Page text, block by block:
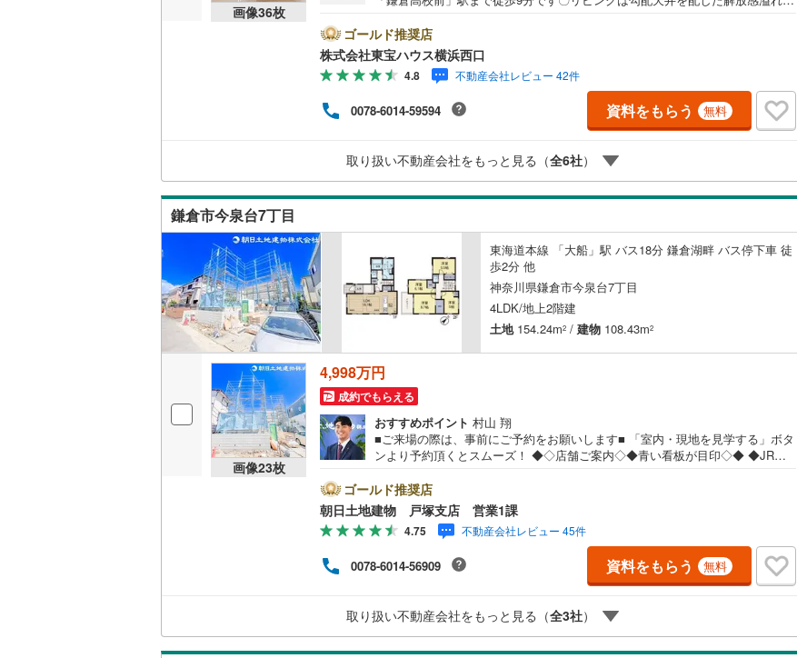
画像36枚
物件を成約するとPayPayボーナスライトがもらえる「Yahoo！ 不動産 物件ご
成約キャンペーン」の対象になります。「資料をもらう」「見学予約をする」
ボタンからお問い合わせください。※必ずYahoo！ JAPAN IDでログインしてく
ださい。※PayPayボーナスライトは出金と譲渡はできません。有効期限は付与
日から60日です。ーーーーーーーーーーーーーーーーーーーーーーーーーー紹
介金融機関/都市銀行利率/年利 0.95％（変動金利）※上記金利は 2026年8月時点
のものであり、実際の適用金利は融資実行時のものとなります。金利情勢によ
ーーーーーーーーー
ゴールド推奨店
株式会社東宝ハウス横浜西口
4.8 不動産会社レビュー 42件
0078-6014-59594 資料をもらう 無料
取り扱い不動産会社をもっと見る（全6社）
鎌倉市今泉台7丁目
東海道本線 「大船」駅 バス18分 鎌倉湖畔 バス停下車 徒
歩2分 他
神奈川県鎌倉市今泉台7丁目
4LDK/地上2階建
土地154.24m2 / 建物 108.43m2
画像23枚
4,998万円
成約でもらえる
おすすめポイント 村山 翔
■ご来場の際は、事前にご予約をお願いします■ 「室内・現地を見学する」ボタ
ンより予約頂くとスムーズ！ ◆◇店舗ご案内◇◆青い看板が目印◇◆ ◆JR東
5-1」とご入力下さい。 お客様用の無料駐車場がございます。 キッズスペース
もご用意しております！ 開放的な接客スペースとDVDや遊び道具が揃ったキッ
ズコーナーやおむつ替えができる授乳室も完備お子様連れでも安心です。 ～皆
様のご来店心よりお待ちしております～ ◆◇現地ご案内◆◇ お客様の貴重なお
時間の中でご希望の情報をご案内します。 おおよその所要時間や内容は下記を
ご参考ください 〇ご希望条件のご相談（30分～）〇資金計画のご相談（30分
～）〇現地/物件見学（30分～）〇周辺環境のご紹介（30分～） ◆◇各種パン
を考えている方にとても参考になるパンフレットです。ぜひ、お問い合わせく
ださい!!
ゴールド推奨店
朝日土地建物 戸塚支店 営業1課
4.75 不動産会社レビュー 45件
0078-6014-56909 資料をもらう 無料
取り扱い不動産会社をもっと見る（全3社）
足柄上郡開成町
足柄下郡湯河原町(0)
二世帯向け（0
サービスルーム（納戸）（5）
キッチン
独立型キッチン（0） 対面キッチン
浴室
浴室乾燥機あり（10）
バルコニー、庭
ウッドデッキあり ）
収納
ウォークインクローゼット
（6 ）
販売、価格、契約、入居関連など
即入居可能（2）
IT重説可（3）
オンライン対応とは？